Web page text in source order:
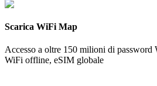
Scarica WiFi Map
Accesso a oltre 150 milioni di password
WiFi offline, eSIM globale